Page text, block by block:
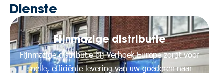
Dienste
Fijnmazige distributie
Fijnmazige distributie bij Verhoek Europe zorgt voor
snelle, efficiënte levering van uw goederen naar